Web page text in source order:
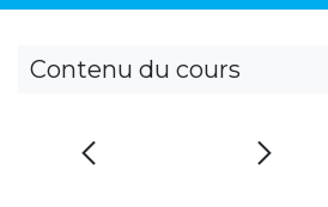
Contenu du cours